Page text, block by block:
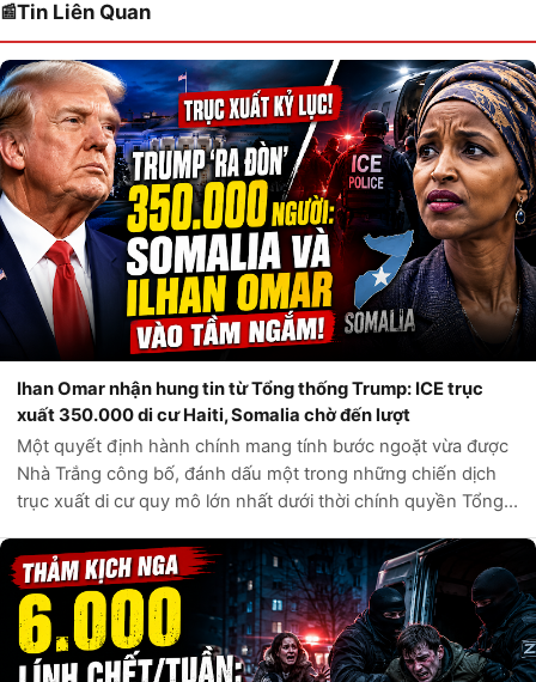
Tin Liên Quan
Ihan Omar nhận hung tin từ Tổng thống Trump: ICE trục
xuất 350.000 di cư Haiti, Somalia chờ đến lượt
Một quyết định hành chính mang tính bước ngoặt vừa được
Nhà Trắng công bố, đánh dấu một trong những chiến dịch
trục xuất di cư quy mô lớn nhất dưới thời chính quyền Tổng
An ninh Nội địa Hoa Kỳ,...